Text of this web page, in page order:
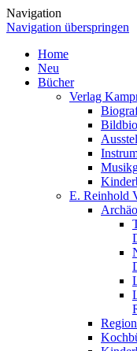
Navigation
Navigation überspringen
Home
Neu
Bücher
Verlag
E. Reinhold